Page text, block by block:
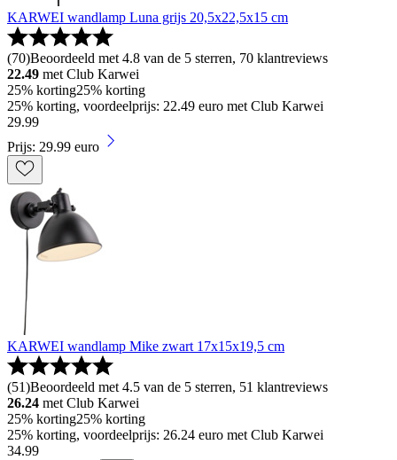
KARWEI wandlamp Luna grijs 20,5x22,5x15 cm
(70)Beoordeeld met 4.8 van de 5 sterren, 70 klantreviews
22.49 met Club Karwei
25% korting25% korting
25% korting, voordeelprijs: 22.49 euro met Club Karwei
29.99
Prijs: 29.99 euro
KARWEI wandlamp Mike zwart 17x15x19,5 cm
(51)Beoordeeld met 4.5 van de 5 sterren, 51 klantreviews
26.24 met Club Karwei
25% korting25% korting
25% korting, voordeelprijs: 26.24 euro met Club Karwei
34.99